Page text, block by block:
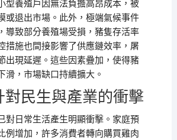
型養殖戶因無法負擔高昂成本，被
或退出市場。此外，極端氣候事件
導致部分養殖場受損，豬隻存活率
措施也間接影響了供應鏈效率，屠
出現延遲。這些因素疊加，使得豬
滑，市場缺口持續擴大。
對民生與產業的衝擊
對日常生活產生明顯衝擊。家庭預
例增加，許多消費者轉向購買雞肉